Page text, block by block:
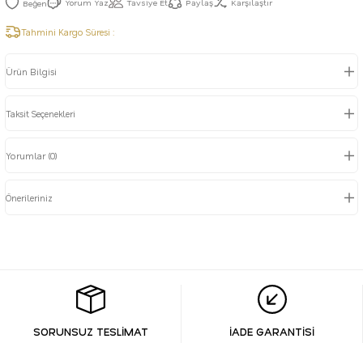
Yorum Yaz Tavsiye Et Paylaş Karşılaştır
Tahmini Kargo Süresi :
Ürün Bilgisi
Taksit Seçenekleri
Yorumlar (0)
Önerileriniz
SORUNSUZ TESLİMAT İADE GARANTİSİ